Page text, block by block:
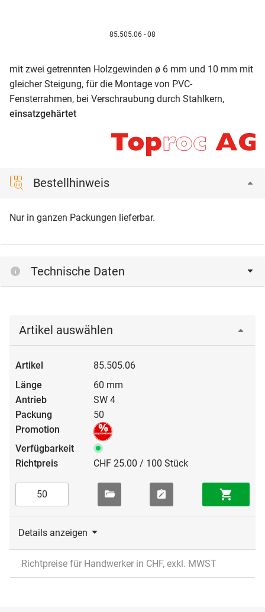
85.505.06 - 08
mit zwei getrennten Holzgewinden ø 6 mm und 10 mm mit
gleicher Steigung, für die Montage von PVC-
Fensterrahmen, bei Verschraubung durch Stahlkern,
einsatzgehärtet
Bestellhinweis
Nur in ganzen Packungen lieferbar.
Technische Daten
Artikel auswählen
85.505.06
60 mm
SW 4
50
CHF 25.00 / 100 Stück
Details anzeigen
Richtpreise für Handwerker in CHF, exkl. MWST